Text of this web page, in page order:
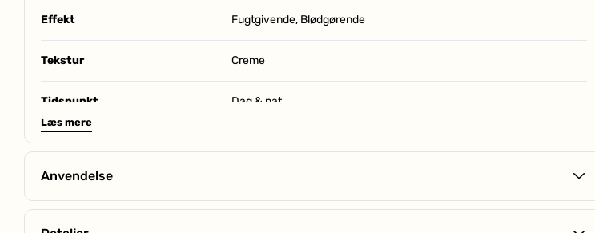
Effekt Fugtgivende, Blødgørende
Tekstur Creme
Tidspunkt Dag & nat
Hjælper mod Fedtet
Indhold
Læs mere
Anvendelse
HVORDAN:
Fordel en passende mængde balsam i det fugtige, nyvaskede hår. Lad sidde i op til 2 minutter – skyl grundigt